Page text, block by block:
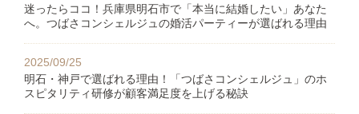
迷ったらココ！兵庫県明石市で「本当に結婚したい」あなた
へ。つばさコンシェルジュの婚活パーティーが選ばれる理由
2025/09/25
明石・神戸で選ばれる理由！「つばさコンシェルジュ」のホ
スピタリティ研修が顧客満足度を上げる秘訣